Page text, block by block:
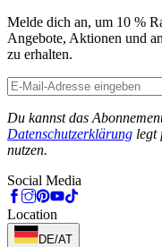
Melde dich an, um 10 %
Angebote, Aktionen und
zu erhalten.
Du kannst das
Datenschutzerklärung legt
nutzen.
Social Media
Location
DE/AT